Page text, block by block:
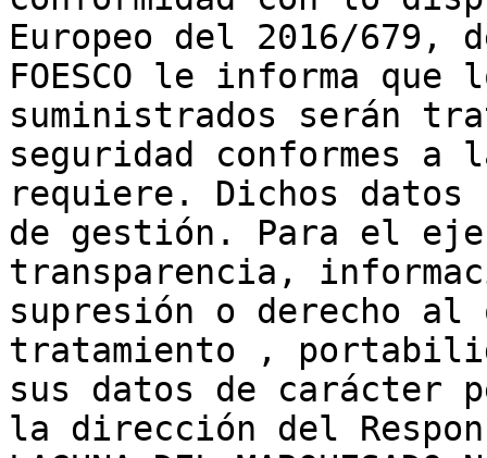
Europeo del 2016/
FOESCO le informa
suministrados serán
seguridad conformes a
requiere. Dichos datos
de gestión. Para el
transparencia,
supresión o derecho
tratamiento ,
sus datos de carácter
la dirección del